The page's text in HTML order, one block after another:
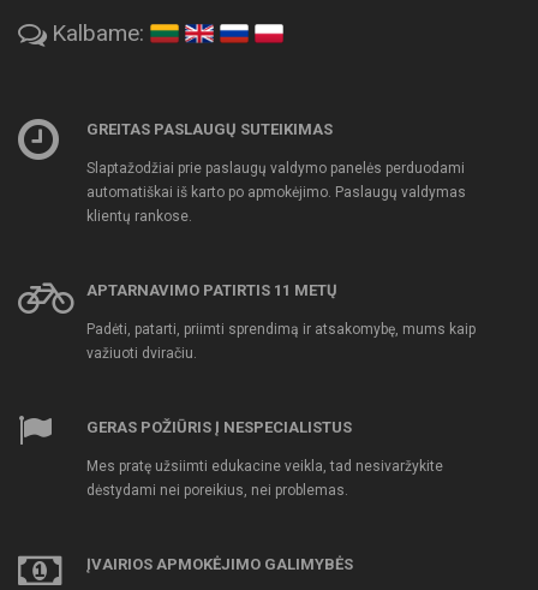
Kalbame:
GREITAS PASLAUGŲ SUTEIKIMAS
Slaptažodžiai prie paslaugų valdymo panelės perduodami
automatiškai iš karto po apmokėjimo. Paslaugų valdymas
klientų rankose.
APTARNAVIMO PATIRTIS 11 METŲ
Padėti, patarti, priimti sprendimą ir atsakomybę, mums kaip
važiuoti dviračiu.
GERAS POŽIŪRIS Į NESPECIALISTUS
Mes pratę užsiimti edukacine veikla, tad nesivaržykite
dėstydami nei poreikius, nei problemas.
ĮVAIRIOS APMOKĖJIMO GALIMYBĖS